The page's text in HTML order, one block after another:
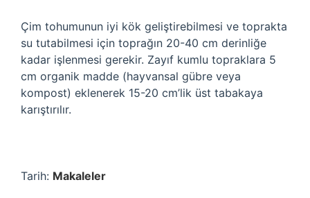
Çim tohumunun iyi kök geliştirebilmesi ve toprakta
su tutabilmesi için toprağın 20-40 cm derinliğe
kadar işlenmesi gerekir. Zayıf kumlu topraklara 5
cm organik madde (hayvansal gübre veya
kompost) eklenerek 15-20 cm’lik üst tabakaya
karıştırılır.
Tarih: Makaleler